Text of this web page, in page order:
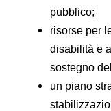
pubblico;
risorse per
disabilità e
sostegno
un piano